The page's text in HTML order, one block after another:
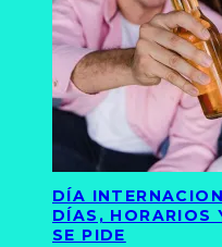
DÍA
DÍAS, HORARIOS
SE PIDE